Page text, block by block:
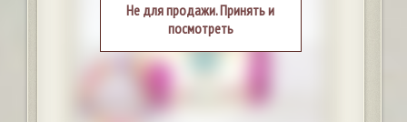
Не для продажи. Принять и
посмотреть